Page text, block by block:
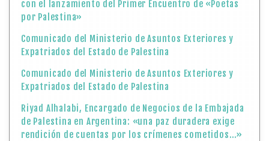
con el lanzamiento del Primer Encuentro de «Poetas
por Palestina»
Comunicado del Ministerio de Asuntos Exteriores y
Expatriados del Estado de Palestina
Comunicado del Ministerio de Asuntos Exteriores y
Expatriados del Estado de Palestina
Riyad Alhalabi, Encargado de Negocios de la Embajada
de Palestina en Argentina: «una paz duradera exige
rendición de cuentas por los crímenes cometidos…»